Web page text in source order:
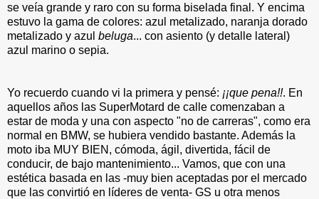
se veía grande y raro con su forma biselada final. Y encima
estuvo la gama de colores: azul metalizado, naranja dorado
metalizado y azul beluga... con asiento (y detalle lateral)
azul marino o sepia.
Yo recuerdo cuando vi la primera y pensé: ¡¡que pena!!. En
aquellos años las SuperMotard de calle comenzaban a
estar de moda y una con aspecto "no de carreras", como era
normal en BMW, se hubiera vendido bastante. Además la
moto iba MUY BIEN, cómoda, ágil, divertida, fácil de
conducir, de bajo mantenimiento... Vamos, que con una
estética basada en las -muy bien aceptadas por el mercado
que las convirtió en líderes de venta- GS u otra menos